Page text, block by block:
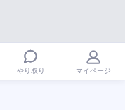
やり取り マイページ